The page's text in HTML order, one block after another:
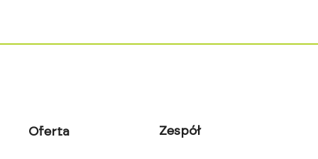
Oferta Zespół